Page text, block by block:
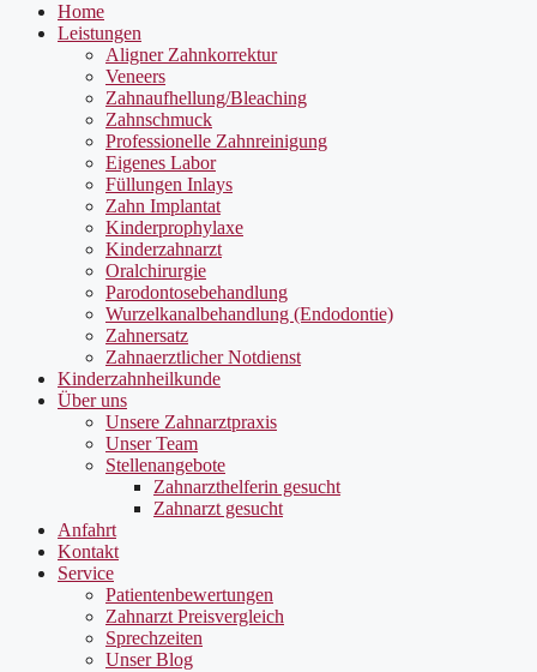
Home
Leistungen
Aligner Zahnkorrektur
Veneers
Zahnaufhellung/Bleaching
Zahnschmuck
Professionelle Zahnreinigung
Eigenes Labor
Füllungen Inlays
Zahn Implantat
Kinderprophylaxe
Kinderzahnarzt
Oralchirurgie
Parodontosebehandlung
Wurzelkanalbehandlung (Endodontie)
Zahnersatz
Zahnaerztlicher Notdienst
Kinderzahnheilkunde
Über uns
Unsere Zahnarztpraxis
Unser Team
Stellenangebote
Zahnarzthelferin gesucht
Zahnarzt gesucht
Anfahrt
Kontakt
Service
Patientenbewertungen
Zahnarzt Preisvergleich
Sprechzeiten
Unser Blog